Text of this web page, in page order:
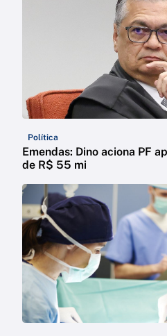
Política
Emendas: Dino aciona PF
de R$ 55 mi